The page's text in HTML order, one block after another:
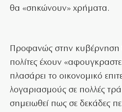
θα «σηκώνουν» χρήματα.
Προφανώς στην κυβέρνηση
πολίτες έχουν
πλασάρει το οικονομικό
λογαριασμούς σε πολλές
σημειωθεί πως σε δεκάδες